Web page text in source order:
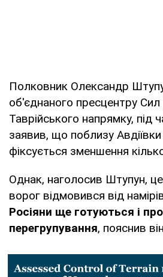
Полковник Олександр
об'єднаного пресцентру
Таврійського напрямку, під
заявив, що поблизу
фіксується зменшення
Однак, наголосив Штупун,
ворог відмовився від
Росіяни ще готуються і
перегрупування, пояснив